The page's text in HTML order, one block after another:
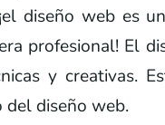
diseño web es
profesional! El
y creativas.
diseño web.